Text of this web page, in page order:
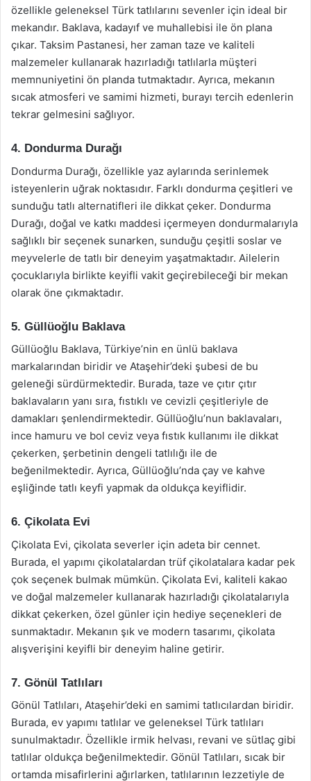
özellikle geleneksel Türk tatlılarını sevenler için ideal bir
mekandır. Baklava, kadayıf ve muhallebisi ile ön plana
çıkar. Taksim Pastanesi, her zaman taze ve kaliteli
malzemeler kullanarak hazırladığı tatlılarla müşteri
memnuniyetini ön planda tutmaktadır. Ayrıca, mekanın
sıcak atmosferi ve samimi hizmeti, burayı tercih edenlerin
tekrar gelmesini sağlıyor.
4. Dondurma Durağı
Dondurma Durağı, özellikle yaz aylarında serinlemek
isteyenlerin uğrak noktasıdır. Farklı dondurma çeşitleri ve
sunduğu tatlı alternatifleri ile dikkat çeker. Dondurma
Durağı, doğal ve katkı maddesi içermeyen dondurmalarıyla
sağlıklı bir seçenek sunarken, sunduğu çeşitli soslar ve
meyvelerle de tatlı bir deneyim yaşatmaktadır. Ailelerin
çocuklarıyla birlikte keyifli vakit geçirebileceği bir mekan
olarak öne çıkmaktadır.
5. Güllüoğlu Baklava
Güllüoğlu Baklava, Türkiye’nin en ünlü baklava
markalarından biridir ve Ataşehir’deki şubesi de bu
geleneği sürdürmektedir. Burada, taze ve çıtır çıtır
baklavaların yanı sıra, fıstıklı ve cevizli çeşitleriyle de
damakları şenlendirmektedir. Güllüoğlu’nun baklavaları,
ince hamuru ve bol ceviz veya fıstık kullanımı ile dikkat
çekerken, şerbetinin dengeli tatlılığı ile de
beğenilmektedir. Ayrıca, Güllüoğlu’nda çay ve kahve
eşliğinde tatlı keyfi yapmak da oldukça keyiflidir.
6. Çikolata Evi
Çikolata Evi, çikolata severler için adeta bir cennet.
Burada, el yapımı çikolatalardan trüf çikolatalara kadar pek
çok seçenek bulmak mümkün. Çikolata Evi, kaliteli kakao
ve doğal malzemeler kullanarak hazırladığı çikolatalarıyla
dikkat çekerken, özel günler için hediye seçenekleri de
sunmaktadır. Mekanın şık ve modern tasarımı, çikolata
alışverişini keyifli bir deneyim haline getirir.
7. Gönül Tatlıları
Gönül Tatlıları, Ataşehir’deki en samimi tatlıcılardan biridir.
Burada, ev yapımı tatlılar ve geleneksel Türk tatlıları
sunulmaktadır. Özellikle irmik helvası, revani ve sütlaç gibi
tatlılar oldukça beğenilmektedir. Gönül Tatlıları, sıcak bir
ortamda misafirlerini ağırlarken, tatlılarının lezzetiyle de